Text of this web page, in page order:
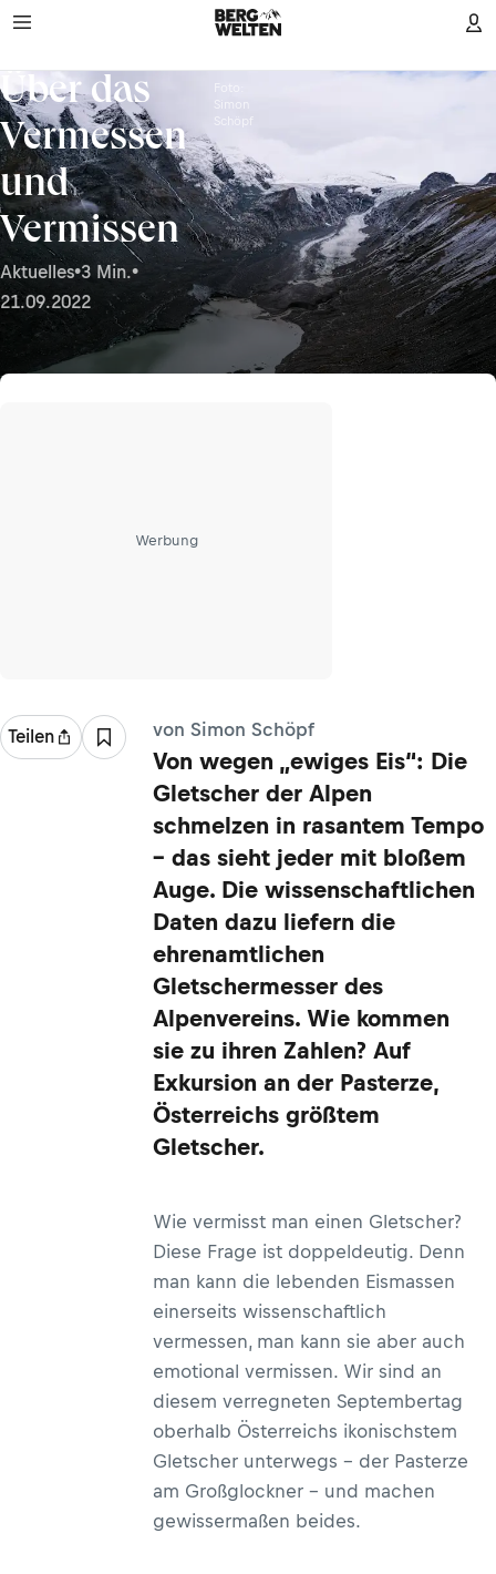
Über das
Vermessen
und
Vermissen
Aktuelles•3 Min.•
21.09.2022
Schöpf
Werbung
Teilen von Simon Schöpf
Von wegen „ewiges Eis“: Die
Gletscher der Alpen
schmelzen in rasantem Tempo
– das sieht jeder mit bloßem
Auge. Die wissenschaftlichen
Daten dazu liefern die
ehrenamtlichen
Gletschermesser des
Alpenvereins. Wie kommen
sie zu ihren Zahlen? Auf
Exkursion an der Pasterze,
Österreichs größtem
Gletscher.
Wie vermisst man einen Gletscher?
Diese Frage ist doppeldeutig. Denn
man kann die lebenden Eismassen
einerseits wissenschaftlich
vermessen, man kann sie aber auch
emotional vermissen. Wir sind an
diesem verregneten Septembertag
oberhalb Österreichs ikonischstem
Gletscher unterwegs – der Pasterze
am Großglockner – und machen
gewissermaßen beides.